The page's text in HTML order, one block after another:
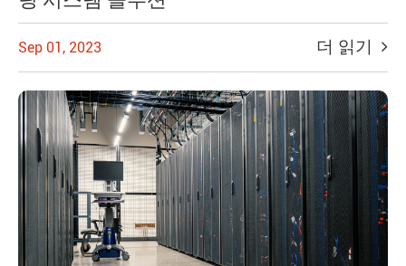
Sep 01, 2023 더 읽기